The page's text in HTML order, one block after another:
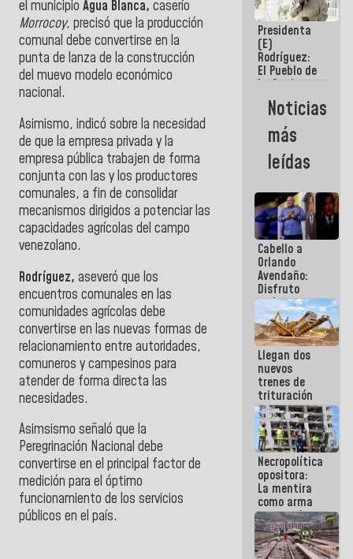
el municipio Agua Blanca, caserío
Morrocoy, precisó que la producción
comunal debe convertirse en la
punta de lanza de la construcción
del muevo modelo económico
nacional.
Asimismo, indicó sobre la necesidad
de que la empresa privada y la
empresa pública trabajen de forma
conjunta con las y los productores
comunales, a fin de consolidar
mecanismos dirigidos a potenciar las
capacidades agrícolas del campo
venezolano.
Rodríguez, aseveró que los
encuentros comunales en las
comunidades agrícolas debe
convertirse en las nuevas formas de
relacionamiento entre autoridades,
comuneros y campesinos para
atender de forma directa las
necesidades.
Asimsismo señaló que la
Peregrinación Nacional debe
convertirse en el principal factor de
medición para el óptimo
funcionamiento de los servicios
públicos en el país.
de Escuela
Militar de
Mamo en La
Guaira
Presidenta
(E)
Rodríguez:
El Pueblo de
La Guaira
siempre
estará
acompañada
por el
Gobierno
Nacional
Noticias
más
leídas
Cabello a
Orlando
Avendaño:
Disfruto
cada vez
que escribes
porque lo
que haces
es
embarrarla
Llegan dos
nuevos
trenes de
trituración
para
optimizar
manejo de
escombros
en La Guaira
Necropolítica
opositora:
La mentira
como arma
contra el
Pueblo